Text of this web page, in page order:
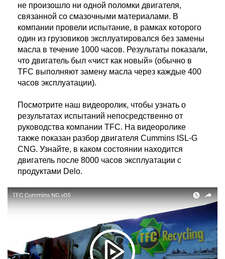
не произошло ни одной поломки двигателя,
связанной со смазочными материалами. В
компании провели испытание, в рамках которого
один из грузовиков эксплуатировался без замены
масла в течение 1000 часов. Результаты показали,
что двигатель был «чист как новый» (обычно в
TFC выполняют замену масла через каждые 400
часов эксплуатации).
Посмотрите наш видеоролик, чтобы узнать о
результатах испытаний непосредственно от
руководства компании TFC. На видеоролике
также показан разбор двигателя Cummins ISL-G
CNG. Узнайте, в каком состоянии находится
двигатель после 8000 часов эксплуатации с
продуктами Delo.